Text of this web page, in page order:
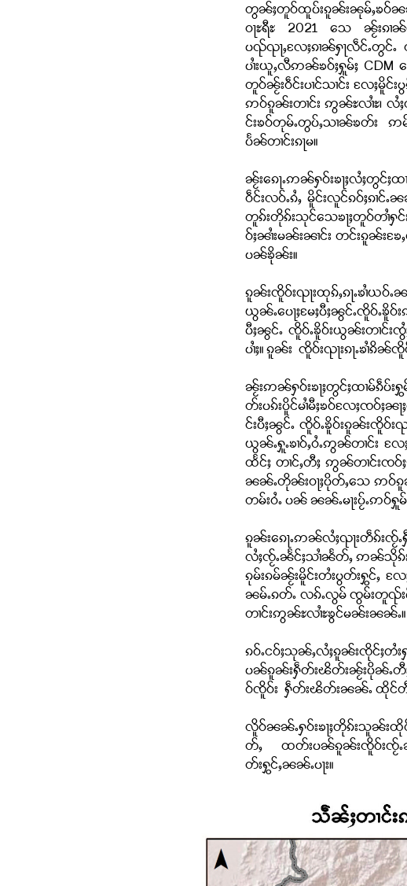
တွၼ်ႈတူဝ်ထူပ်းၵူၼ်းၼုမ်ႇၶဝ်ၼၼ်
ဝႃႊရီႊ 2021 သေ ၼႂ်းၵၢၼ်
ပၺ်ၺႃႇလႄႈၵၢၼ်ႁႃလဵင်ႉတွင်ႉ
ပၢႆးယူႇလီဢၼ်ၶဝ်ႈႁူမ်ႈ CDM ၵ
တူဝ်ၼႂ်းဝဵင်းပၢင်သၢင်း လႄႈမိူင်
ဢဝ်ၵူၼ်းတၢင်း ဢွၼ်ႊလၢႆႊ၊ လႆ
င်းၶဝ်တုမ်ႉတွပ်ႇသၢၼ်ၶတ်း ဢ
ပႅၼ်တၢင်းၵႃမ။
ၼႂ်းၵေႃႉဢၼ်ႁဝ်းၶႃႈလႆႈတွင်ႈ
ဝဵင်းလဝ်ႉၵႆႇ မိူင်းလူင်ၵဝ်ႈၵၢ
တူၵ်းတိုၵ်းသုင်သေၶႃႈတူဝ်တၢႆႁ
ဝ်ႈၼၢႆးမၼ်းၼၢင်း တင်းၵူၼ်းၶ
ပၼ်ၶိုၼ်း။
ၵူၼ်းၸိူဝ်းၺႃးထုၵ်ႇၵႃႉၶၢႆယဝ်
ယွၼ်ႉပေႃႈမႄႈပီႈၼွင်ႉၸိူဝ်ႉၶိူ
ပီႈၼွင်ႉ ၸိူဝ်ႉၶိူဝ်းယွၼ်းတၢင်းၸွႆ
ပၢႆႈ။ ၵူၼ်း ၸိူဝ်းၺႃးၵႃႉၶၢႆၵိ
ၼႂ်းဢၼ်ႁဝ်းၶႃႈတွင်ႈထၢမ်ၵဵပ်
တ်းပၵ်းပိူင်မၢႆမီႈၶဝ်လႄႈၸဝ်
င်းပီႈၼွင်ႉ ၸိူဝ်ႉၶိူဝ်းၵူၼ်းၸိူဝ်
ယွၼ်ႉႁူႉၶၢဝ်ႇဝႆႉဢွၼ်တၢင်း လ
ထႅင်ႈ တၢင်ႇတီႈ ဢွၼ်တၢင်းၸဝ်
ၼၼ်ႉတိုၼ်းဝႃႈပိုတ်ႇသေ ဢဝ်ၵူ
တမ်းဝႆႉ ပၼ် ၼၼ်ႉမႃးပႂ်ႉဢဝ်ႁူမ်
ၵူၼ်းၵေႃႉဢၼ်လႆႈၺႃးတဵၵ်
လႆႈၸႂ်ႉၼႅင်ႈသၢႆၼႅတ်ႇ ဢၼ်သိုၵ်
ၵုမ်းၵမ်ၼႂ်းမိူင်းတႆးပွတ်းႁွင်ႇ လ
ၼမ်ႉၵတ်ႉ လၵ်ႉလွမ် ၸွမ်းတူၺ်
တၢင်းဢွၼ်ႊလၢႆႊၶွင်မၼ်းၼၼ်ႉ။
ၵဝ်ႉငဝ်ႈသုၼ်ႇလႆႈၵူၼ်းၸိုင်ႈတႆးႁ
ပၼ်ၵူၼ်းႁဵတ်းၽိတ်းၼႂ်းပိုၼ်ႉတီ
ဝ်ၸိူဝ်း ႁဵတ်းၽိတ်းၼၼ်ႉ ထိုင်တီ
လိူဝ်ၼၼ်ႉႁဝ်းၶႃႈတိုၵ်းသူၼ်း
တ်ႇ ထတ်းပၼ်ၵူၼ်းၸိူဝ်းၸႂ်ႉၼႅ
တ်းႁွင်ႇၼၼ်ႉပႃး။